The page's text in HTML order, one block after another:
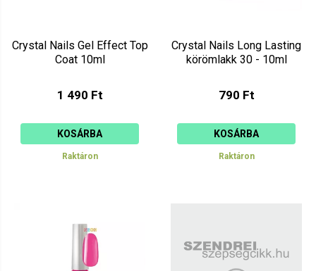
Crystal Nails Gel Effect Top
Coat 10ml
1 490 Ft
KOSÁRBA
Raktáron
Crystal Nails Long Lasting
körömlakk 30 - 10ml
790 Ft
KOSÁRBA
Raktáron